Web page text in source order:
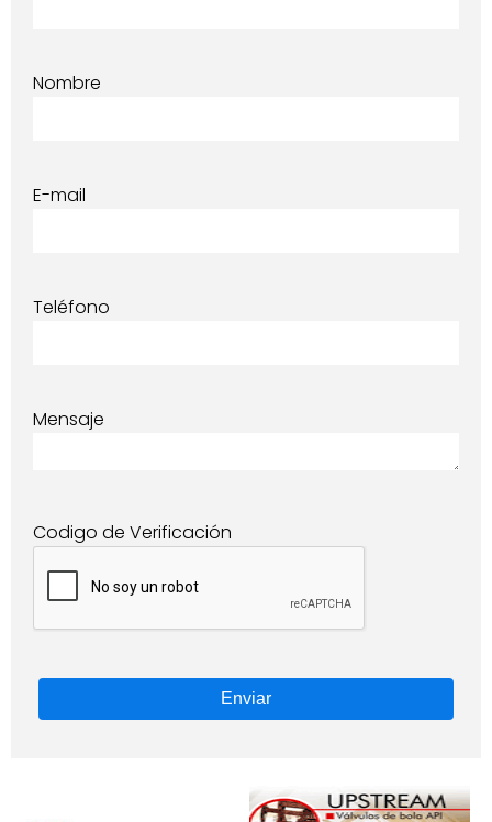
Nombre
E-mail
Teléfono
Mensaje
Codigo de Verificación
Enviar